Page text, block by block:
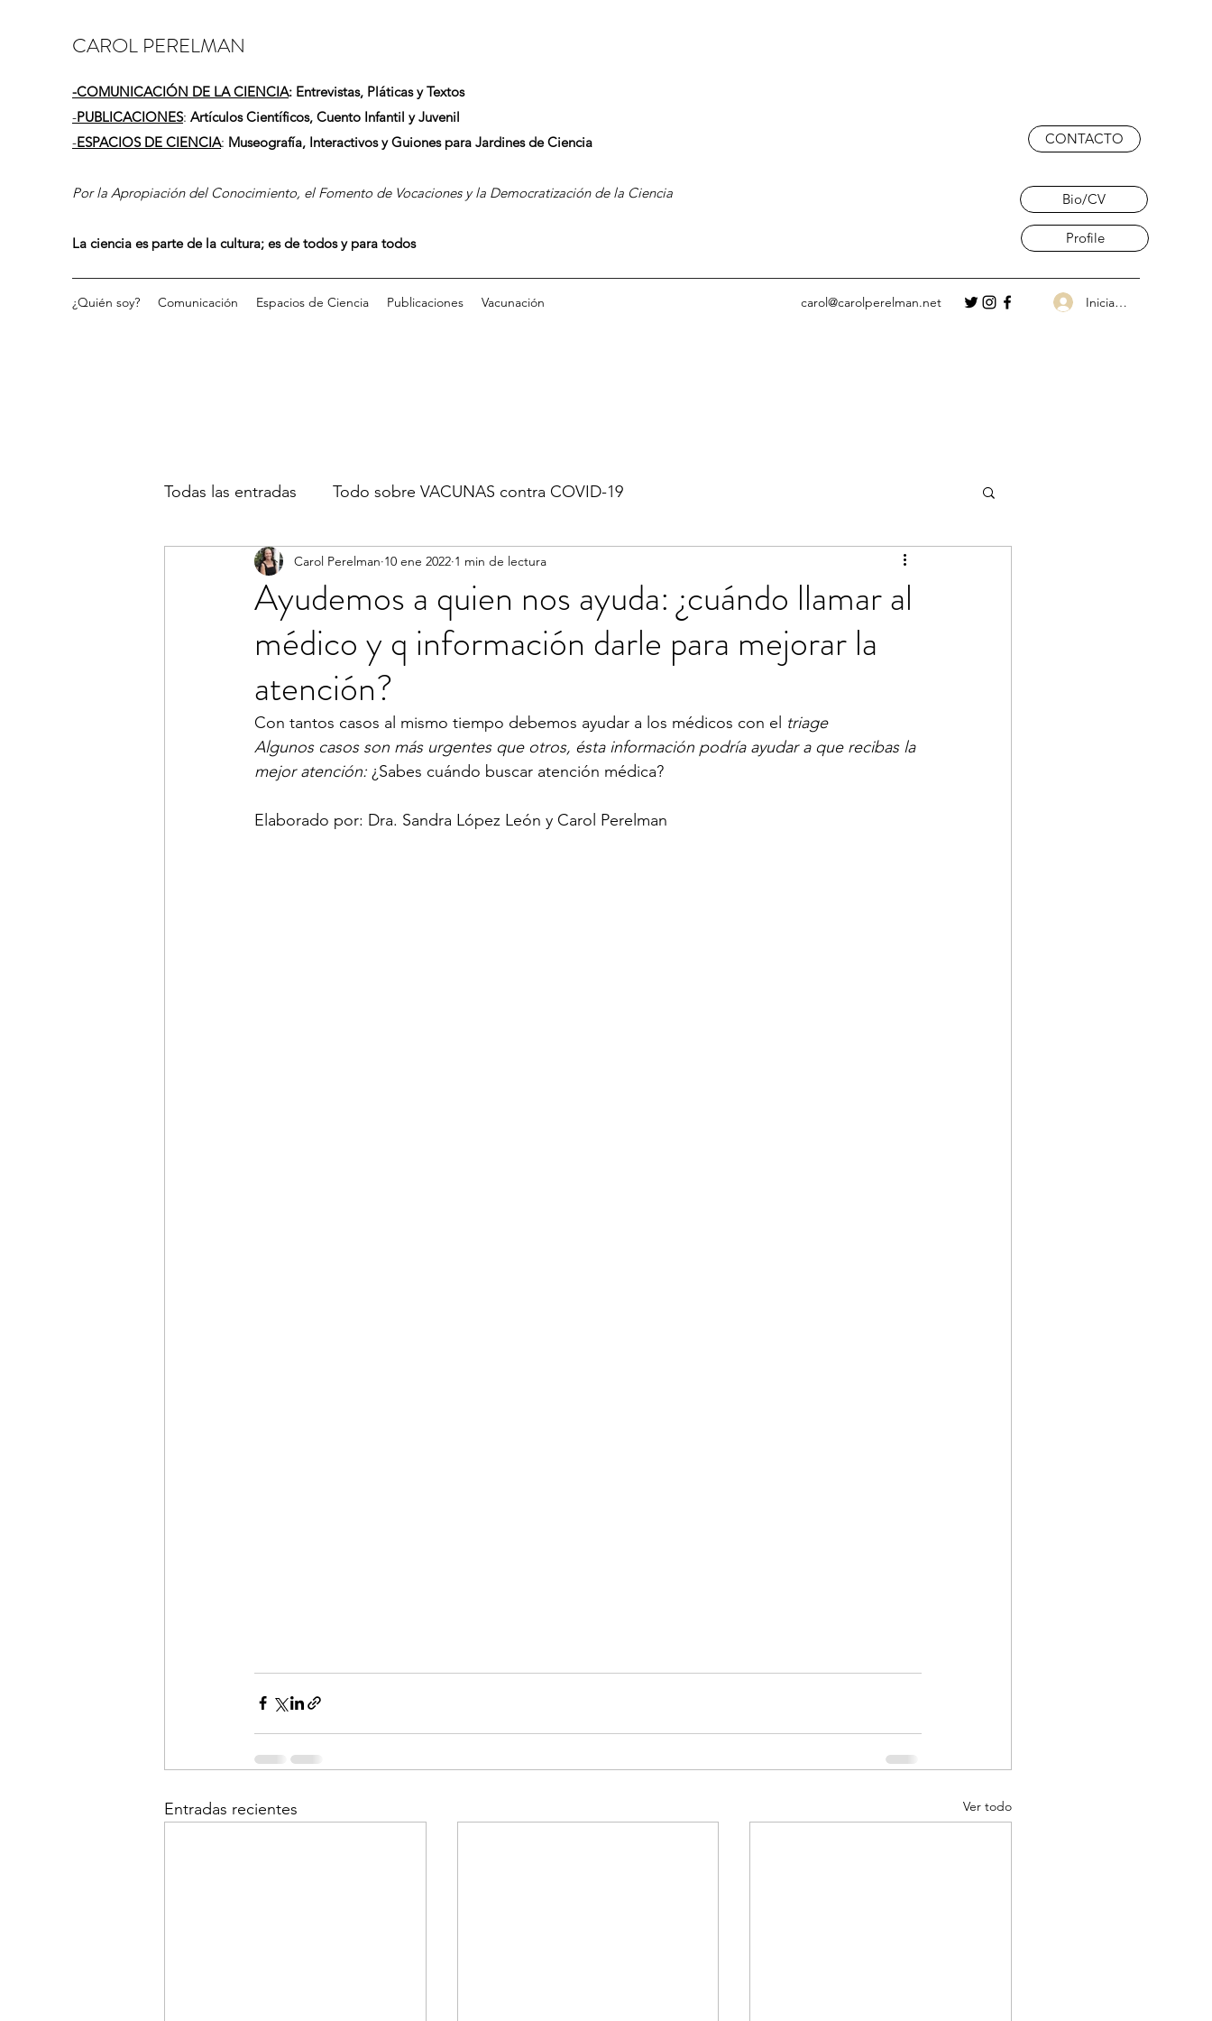
CAROL PERELMAN
-COMUNICACIÓN DE LA CIENCIA: Entrevistas, Pláticas y Textos
-PUBLICACIONES: Artículos Científicos, Cuento Infantil y Juvenil
-ESPACIOS DE CIENCIA: Museografía, Interactivos y Guiones para Jardines de Ciencia
Por la Apropiación del Conocimiento, el Fomento de Vocaciones y la Democratización de la Ciencia
La ciencia es parte de la cultura; es de todos y para todos
CONTACTO
Bio/CV
Profile
¿Quién soy? Comunicación Espacios de Ciencia Publicaciones Vacunación carol@carolperelman.net Iniciar sesión
Todas las entradas Todo sobre VACUNAS contra COVID-19
Ayudemos a quien nos ayuda: ¿cuándo llamar al
médico y q información darle para mejorar la
atención?
Carol Perelman 10 ene 2022 1 min de lectura
Con tantos casos al mismo tiempo debemos ayudar a los médicos con el triage
Algunos casos son más urgentes que otros, ésta información podría ayudar a que recibas la
mejor atención: ¿Sabes cuándo buscar atención médica?
Elaborado por: Dra. Sandra López León y Carol Perelman
Entradas recientes Ver todo